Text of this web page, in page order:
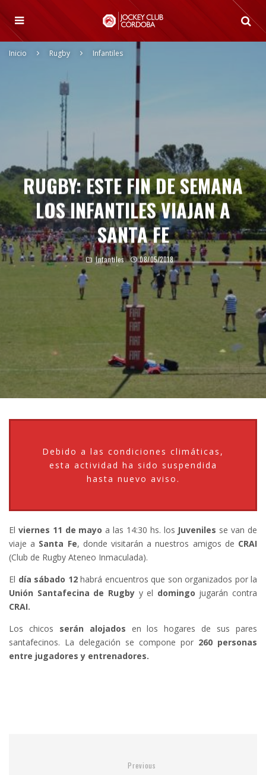
Inicio Rugby Infantiles
RUGBY: ESTE FIN DE SEMANA
LOS INFANTILES VIAJAN A
SANTA FE
Infantiles 08/05/2018
Debido a las condiciones climáticas,
esta actividad ha sido suspendida
hasta nuevo aviso.
El viernes 11 de mayo a las 14:30 hs. los Juveniles se van de
viaje a Santa Fe, donde visitarán a nuestros amigos de CRAI
(Club de Rugby Ateneo Inmaculada).
El día sábado 12habrá encuentros que son organizados por la
Unión Santafecina de Rugbyy el domingo jugarán contra
CRAI.
Los chicos serán alojados en los hogares de sus pares
santafecinos. La delegación se compone por 260 personas
entre jugadores y entrenadores.
Previous